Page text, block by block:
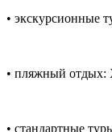
• экскурсионные
• пляжный отдых:
• стандартные